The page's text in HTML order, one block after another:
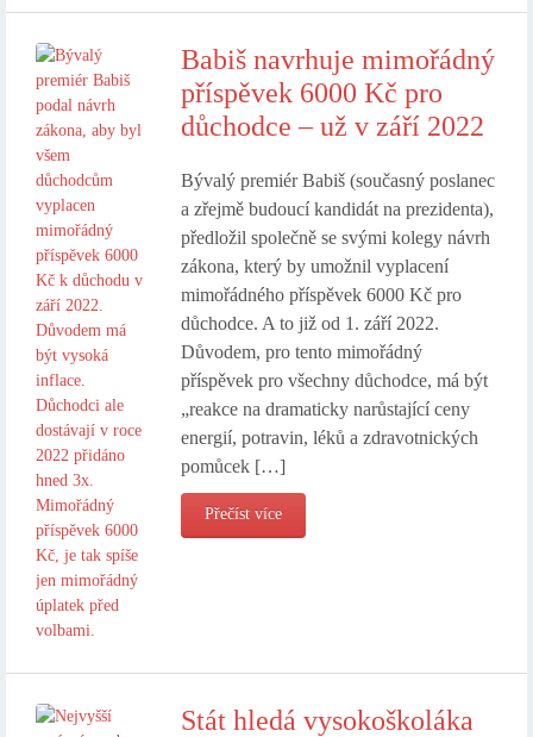
Babiš navrhuje mimořádný
příspěvek 6000 Kč pro
důchodce – už v září 2022
Bývalý premiér Babiš (současný poslanec
a zřejmě budoucí kandidát na prezidenta),
předložil společně se svými kolegy návrh
zákona, který by umožnil vyplacení
mimořádného příspěvek 6000 Kč pro
důchodce. A to již od 1. září 2022.
Důvodem, pro tento mimořádný
příspěvek pro všechny důchodce, má být
„reakce na dramaticky narůstající ceny
energií, potravin, léků a zdravotnických
pomůcek […]
Přečíst více
Stát hledá vysokoškoláka